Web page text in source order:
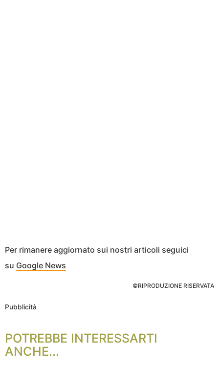
Per rimanere aggiornato sui nostri articoli seguici
su Google News
©RIPRODUZIONE RISERVATA
Pubblicità
POTREBBE INTERESSARTI
ANCHE...